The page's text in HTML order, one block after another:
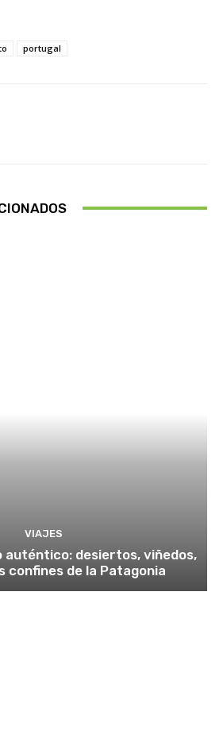
portugal
VIAJES
auténtico: desiertos, viñedos,
confines de la Patagonia